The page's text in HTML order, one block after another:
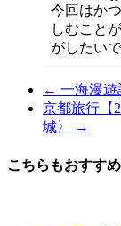
今回はか
しむこと
がしたいで
← 一海漫遊
京都旅行【
城〉
→
こちらもおすすめ